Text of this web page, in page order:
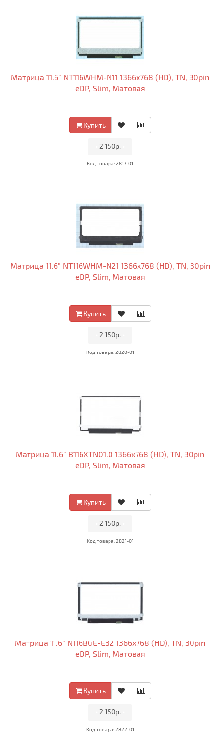
Матрица 11.6" NT116WHM-N11 1366x768 (HD), TN, 30pin
eDP, Slim, Матовая
Купить
2 150р.
Код товара: 2817-01
Матрица 11.6" NT116WHM-N21 1366x768 (HD), TN, 30pin
eDP, Slim, Матовая
Купить
2 150р.
Код товара: 2820-01
Матрица 11.6" B116XTN01.0 1366x768 (HD), TN, 30pin
eDP, Slim, Матовая
Купить
2 150р.
Код товара: 2821-01
Матрица 11.6" N116BGE-E32 1366x768 (HD), TN, 30pin
eDP, Slim, Матовая
Купить
2 150р.
Код товара: 2822-01